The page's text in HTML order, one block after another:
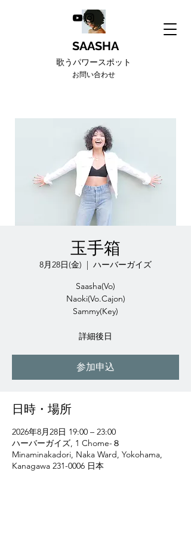
SAASHA
歌うパワースポット
お問い合わせ
玉手箱
8月28日(金)
  |
ハーバーガイズ
Saasha(Vo)
Naoki(Vo.Cajon)
Sammy(Key)
詳細後日
参加申込
日時・場所
2026年8月28日 19:00 – 23:00
ハーバーガイズ, 1 Chome-８
Minaminakadori, Naka Ward, Yokohama,
Kanagawa 231-0006 日本